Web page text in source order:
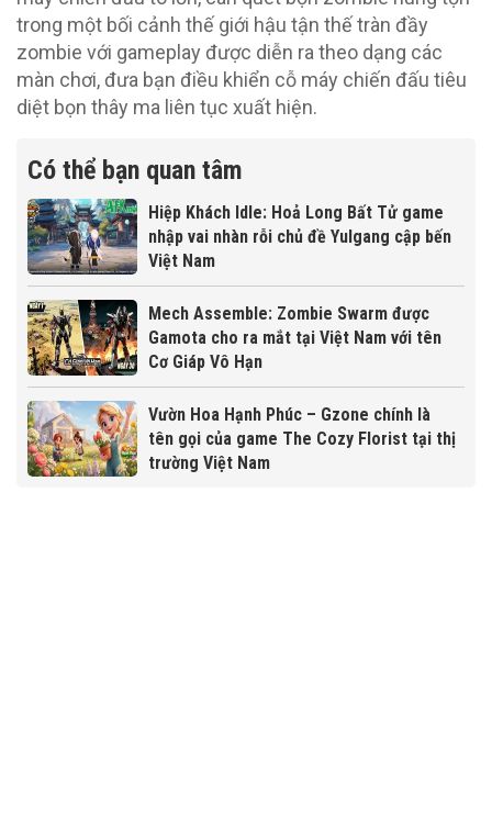
trong một bối cảnh thế giới hậu tận thế tràn đầy
zombie với gameplay được diễn ra theo dạng các
màn chơi, đưa bạn điều khiển cỗ máy chiến đấu tiêu
diệt bọn thây ma liên tục xuất hiện.
Có thể bạn quan tâm
Hiệp Khách Idle: Hoả Long Bất Tử game
nhập vai nhàn rỗi chủ đề Yulgang cập bến
Việt Nam
Mech Assemble: Zombie Swarm được
Gamota cho ra mắt tại Việt Nam với tên
Cơ Giáp Vô Hạn
Vườn Hoa Hạnh Phúc – Gzone chính là
tên gọi của game The Cozy Florist tại thị
trường Việt Nam